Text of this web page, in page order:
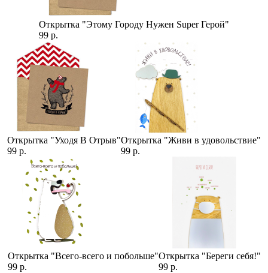
Открытка "Этому Городу Нужен Super Герой"
99 р.
Открытка "Уходя В Отрыв"
99 р.
Открытка "Живи в удовольствие"
99 р.
Открытка "Всего-всего и побольше"
99 р.
Открытка "Береги себя!"
99 р.